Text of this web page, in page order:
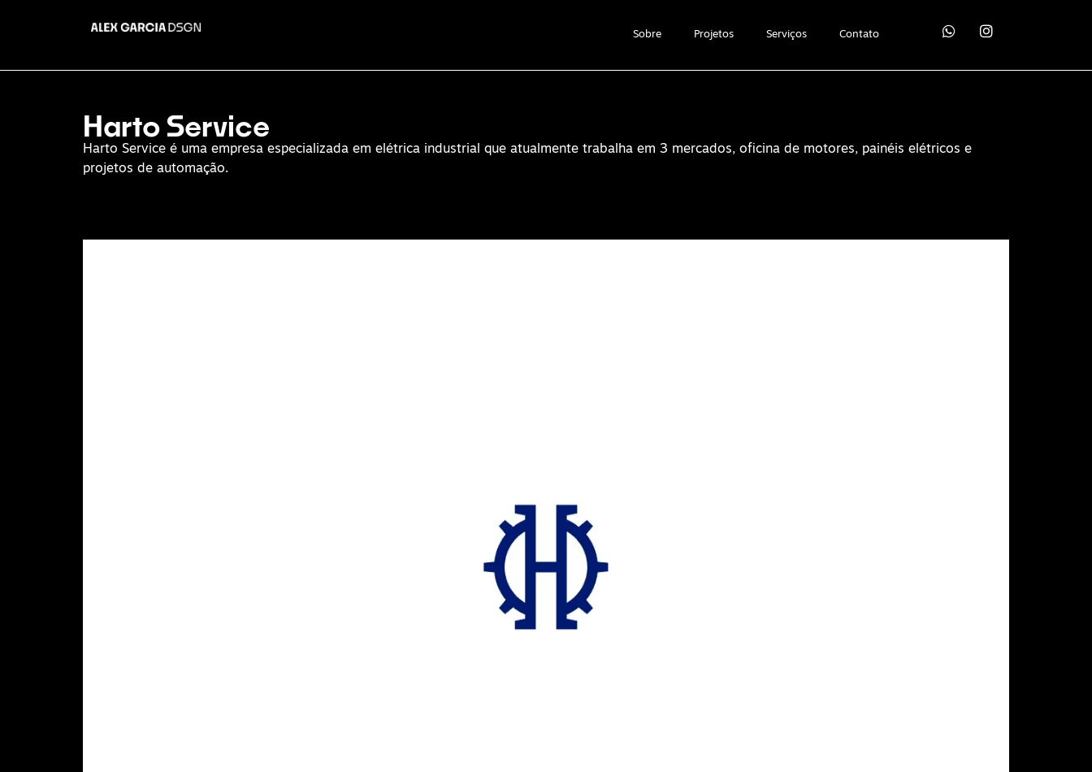
Sobre Projetos Serviços Contato
Harto Service
Harto Service é uma empresa especializada em elétrica industrial que atualmente trabalha em 3 mercados, oficina de motores, painéis elétricos e
projetos de automação.